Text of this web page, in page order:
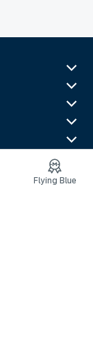
Flying Blue